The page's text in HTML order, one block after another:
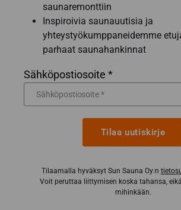
saunaremonttiin
Inspiroivia saunauutisia ja
yhteystyökumppaneidemme
parhaat saunahankinnat
Sähköpostiosoite *
Tilaa uutiskirje
Tilaamalla hyväksyt Sun Sauna Oy:n
Voit peruttaa liittymisen koska tahansa,
mihinkään.